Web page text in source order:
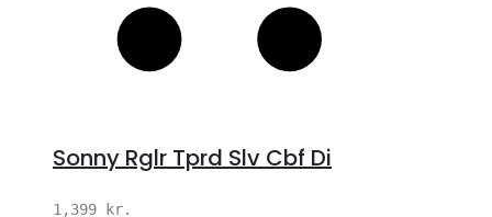
Sonny Rglr Tprd Slv Cbf Di
1,399
kr.